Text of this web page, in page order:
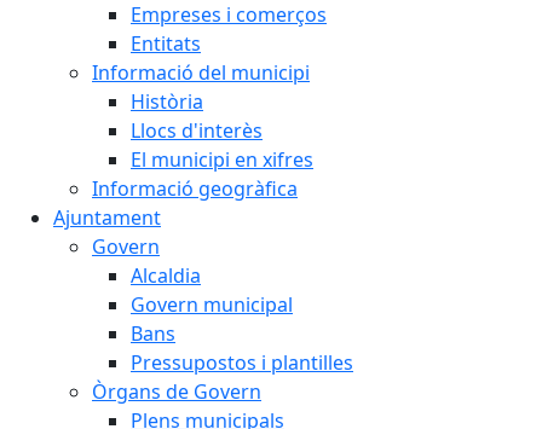
Empreses i comerços
Entitats
Informació del municipi
Història
Llocs d'interès
El municipi en xifres
Informació geogràfica
Ajuntament
Govern
Alcaldia
Govern municipal
Bans
Pressupostos i plantilles
Òrgans de Govern
Plens municipals